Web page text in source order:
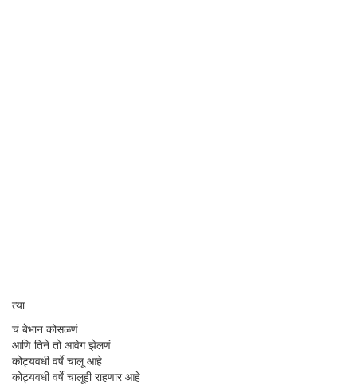
त्या
चं बेभान कोसळणं
आणि तिने तो आवेग झेलणं
कोट्यवधी वर्षे चालू आहे
कोट्यवधी वर्षे चालूही राहणार आहे